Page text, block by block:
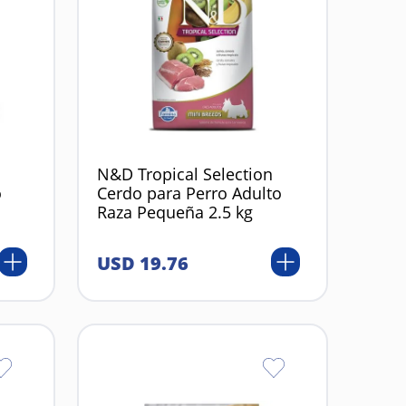
N&D Tropical Selection
Cerdo para Perro Adulto
Raza Pequeña 2.5 kg
USD 19.76